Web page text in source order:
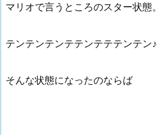
マリオで言うところのスター状態。
テンテンテンテテンテテテンテン♪
そんな状態になったのならば